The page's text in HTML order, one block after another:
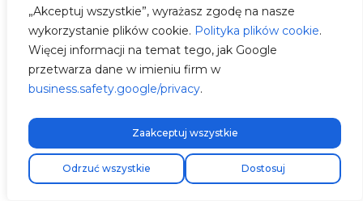
„Akceptuj wszystkie”, wyrażasz zgodę na nasze
wykorzystanie plików cookie. Polityka plików cookie.
Więcej informacji na temat tego, jak Google
przetwarza dane w imieniu firm w
business.safety.google/privacy.
Dostosuj
Odrzuć wszystkie
Zaakceptuj wszystkie
Darmowa wysyłka ekspresowa!